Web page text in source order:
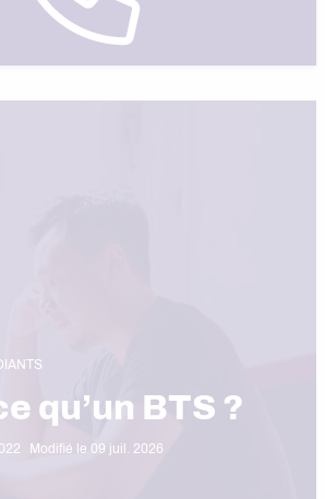
qu’un BTS ?
Modifié le 09 juil. 2026